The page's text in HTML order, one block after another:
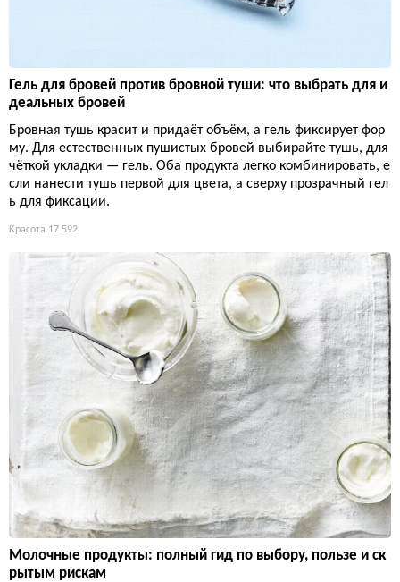
Гель для бровей против бровной туши: что выбрать для и
деальных бровей
Бровная тушь красит и придаёт объём, а гель фиксирует фор
му. Для естественных пушистых бровей выбирайте тушь, для
чёткой укладки — гель. Оба продукта легко комбинировать, е
сли нанести тушь первой для цвета, а сверху прозрачный гел
ь для фиксации.
Красота 17 592
Молочные продукты: полный гид по выбору, пользе и ск
рытым рискам